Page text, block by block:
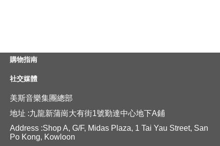
購物指南
社交媒體
美斯音樂集團總部
地址 :九龍新蒲崗大有街1號勤達中心地下A鋪
Address :Shop A, G/F, Midas Plaza, 1 Tai Yau Street, San
Po Kong, Kowloon